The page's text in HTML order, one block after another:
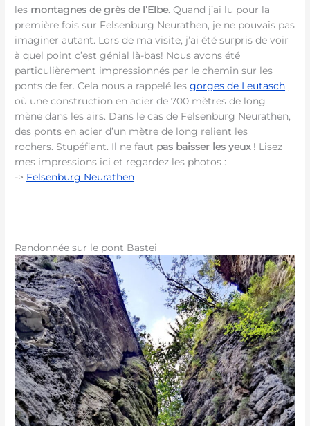
les montagnes de grès de l’Elbe. Quand j’ai lu pour la
première fois sur Felsenburg Neurathen, je ne pouvais pas
imaginer autant. Lors de ma visite, j’ai été surpris de voir
à quel point c’est génial là-bas! Nous avons été
particulièrement impressionnés par le chemin sur les
ponts de fer. Cela nous a rappelé lesgorges de Leutasch ,
où une construction en acier de 700 mètres de long
mène dans les airs. Dans le cas de Felsenburg Neurathen,
des ponts en acier d’un mètre de long relient les
rochers. Stupéfiant. Il ne faut pas baisser les yeux! Lisez
mes impressions ici et regardez les photos :
-> Felsenburg Neurathen
Randonnée sur le pont Bastei